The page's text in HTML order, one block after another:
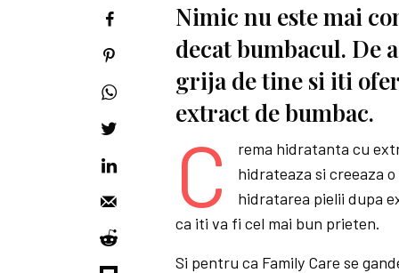
Nimic nu este mai
decat bumbacul. De
grija de tine si iti
extract de bumbac.
C
rema hidratanta cu
hidrateaza si creeaza
hidratarea pielii dupa
ca iti va fi cel mai bun prieten.
Si pentru ca Family Care se